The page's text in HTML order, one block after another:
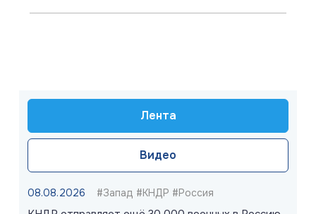
Лента
Видео
08.08.2026 #Запад #КНДР #Россия